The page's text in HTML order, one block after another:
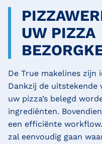
UW PIZZA
De True makelines zijn
Dankzij de uitstekende
uw pizza’s belegd
ingrediënten.
een efficiënte
zal eenvoudig gaan